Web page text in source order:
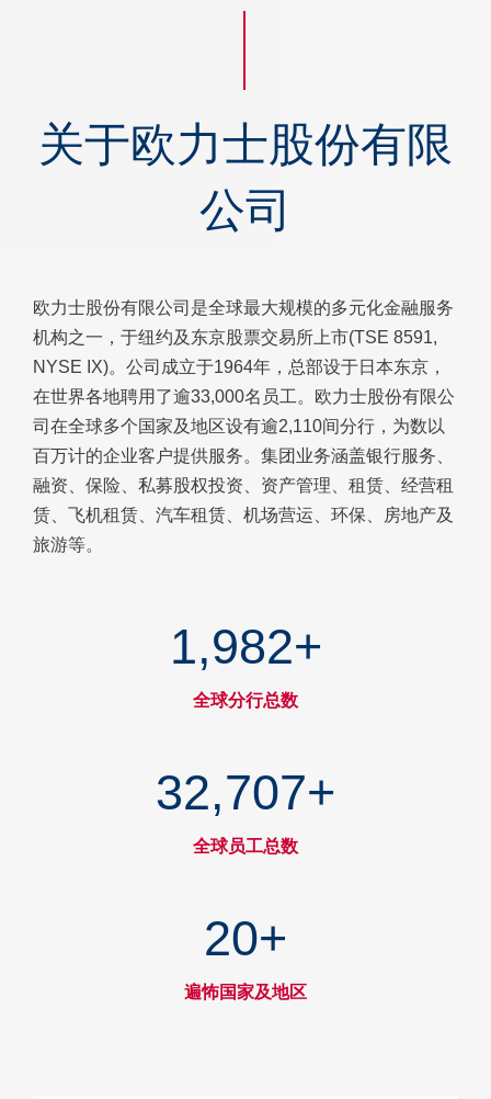
关于欧力士股份有限
公司
欧力士股份有限公司是全球最大规模的多元化金融服务
机构之一，于纽约及东京股票交易所上市(TSE 8591,
NYSE IX)。公司成立于1964年，总部设于日本东京，
在世界各地聘用了逾33,000名员工。欧力士股份有限公
司在全球多个国家及地区设有逾2,110间分行，为数以
百万计的企业客户提供服务。集团业务涵盖银行服务、
融资、保险、私募股权投资、资产管理、租赁、经营租
赁、飞机租赁、汽车租赁、机场营运、环保、房地产及
旅游等。
1,994+
全球分行总数
32,893+
全球员工总数
20+
遍怖国家及地区